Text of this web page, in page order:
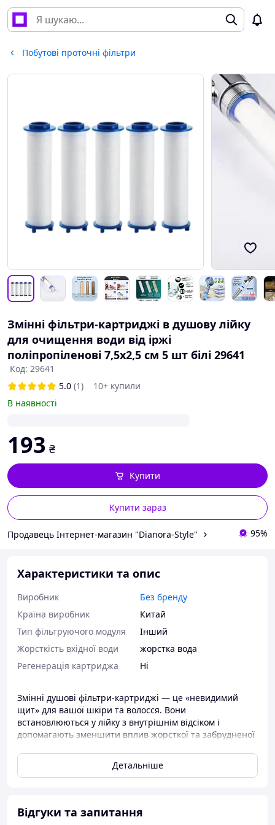
Побутові проточні фільтри
Змінні фільтри-картриджі в душову лійку
для очищення води від іржі
поліпропіленові 7,5х2,5 см 5 шт білі 29641
Код: 29641
5.0 (1)
10+ купили
В наявності
193 ₴
Купити зараз
Купити
Продавець Інтернет-магазин "Dianora-Style" 95%
Характеристики та опис
Виробник
Без бренду
Країна виробник
Китай
Тип фільтруючого модуля
Інший
Жорсткість вхідної води
жорстка вода
Регенерація картриджа
Ні
Змінні душові фільтри-картриджі — це «невидимий
щит» для вашої шкіри та волосся. Вони
встановлюються у лійку з внутрішнім відсіком і
допомагають зменшити вплив жорсткої та забрудненої
Поліпропіленове волокно з дрібнопористою структурою
затримує частинки іржі, піску, вапна та інші механічні
Комплект із 5 змінних картриджів забезпечить запас на
тривалий період використання.
Детальніше
Відгуки та запитання